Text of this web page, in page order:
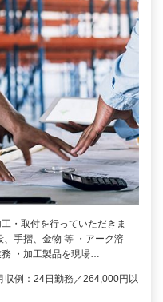
・取付を行っていただきま
手摺、金物 等 ・アーク溶
・加工製品を現場…
収例：24日勤務／264,000円以